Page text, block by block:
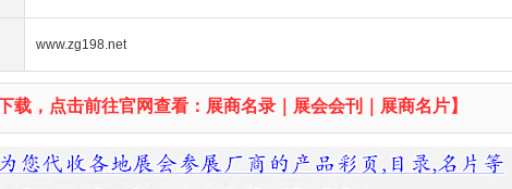
www.zg198.net
，点击前往官网查看：展商名录｜展会会刊｜展商名片】